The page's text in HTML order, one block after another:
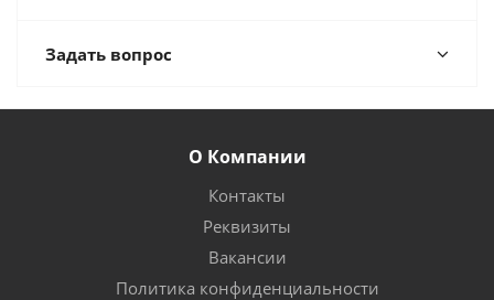
Задать вопрос
О Компании
Контакты
Реквизиты
Вакансии
Политика конфиденциальности